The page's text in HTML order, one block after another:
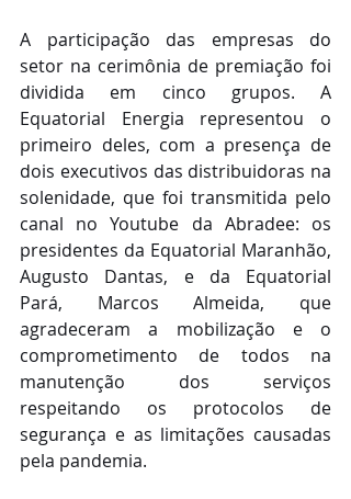
A participação das empresas do
setor na cerimônia de premiação foi
dividida em cinco grupos. A
Equatorial Energia representou o
primeiro deles, com a presença de
dois executivos das distribuidoras na
solenidade, que foi transmitida pelo
canal no Youtube da Abradee: os
presidentes da Equatorial Maranhão,
Augusto Dantas, e da Equatorial
Pará, Marcos Almeida, que
agradeceram a mobilização e o
comprometimento de todos na
manutenção dos serviços
respeitando os protocolos de
segurança e as limitações causadas
pela pandemia.